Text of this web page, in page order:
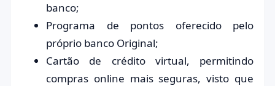
banco;
Programa de pontos oferecido pelo
próprio banco Original;
Cartão de crédito virtual, permitindo
compras online mais seguras, visto que